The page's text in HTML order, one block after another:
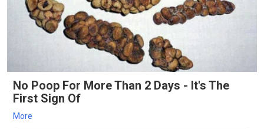
No Poop For More Than 2 Days - It's The
First Sign Of
More